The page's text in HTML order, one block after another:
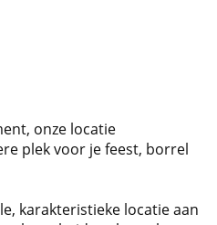
onze locatie
plek voor je feest, borrel
karakteristieke locatie aan